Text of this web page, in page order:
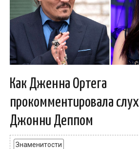
Как Дженна Ортега
прокомментировала
Джонни Деппом
Знаменитости